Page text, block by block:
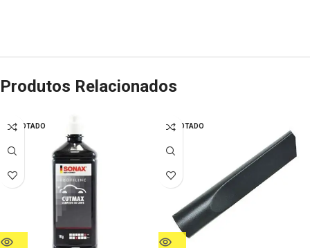
Produtos Relacionados
ESGOTADO ESGOTADO